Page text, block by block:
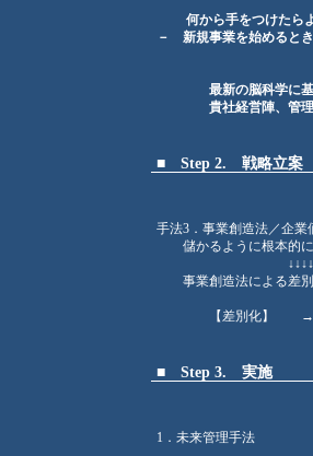
何から手をつけたらよ
－ 新規事業を始めると
最新の脳科学に基づ
貴社経営陣、管理
■ Step 2. 戦略立案
手法3．事業創造法／企
儲かるように根本的に
事業創造法による差別
【差別化】 → 【
■ Step 3. 実施
1．未来管理手法